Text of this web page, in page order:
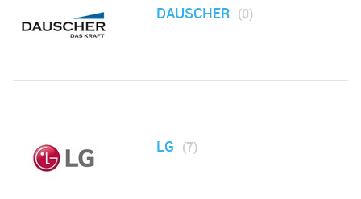
Климатическая техника
Малая бытовая техника
Телевизоры, аудио, видео, радары
DAUSCHER (0)
LG (7)